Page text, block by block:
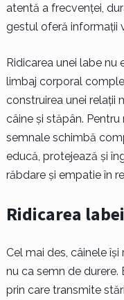
atentă a frecvenței,
gestul oferă informații
Ridicarea unei labe
limbaj corporal
construirea unei relații
câine și stăpân.
semnale schimbă
educă, protejează și
răbdare și empatie în
Ridicarea
Cel mai des, câinele
nu ca semn de
prin care transmite